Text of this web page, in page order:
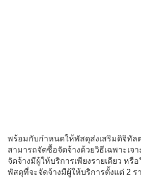
พร้อมกับกำหนดให้พัสดุส่งเสริมดิจิทั
สามารถจัดซื้อจัดจ้างด้วยวิธีเฉพาะเจ
จัดจ้างมีผู้ให้บริการเพียงรายเดียว ห
พัสดุที่จะจัดจ้างมีผู้ให้บริการตั้งแต่ 2 ร